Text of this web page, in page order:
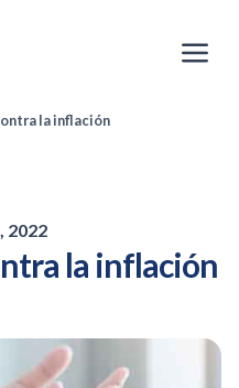
la inflación
2022
la inflación